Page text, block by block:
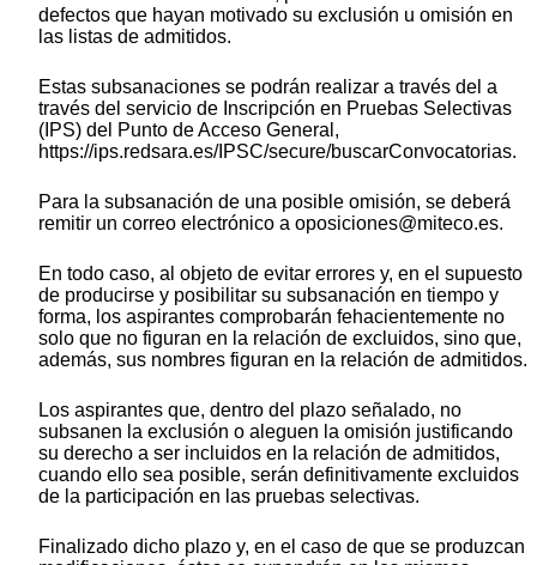
defectos que hayan motivado su exclusión u omisión en
las listas de admitidos.
Estas subsanaciones se podrán realizar a través del a
través del servicio de Inscripción en Pruebas Selectivas
(IPS) del Punto de Acceso General,
https://ips.redsara.es/IPSC/secure/buscarConvocatorias.
Para la subsanación de una posible omisión, se deberá
remitir un correo electrónico a oposiciones@miteco.es.
En todo caso, al objeto de evitar errores y, en el supuesto
de producirse y posibilitar su subsanación en tiempo y
forma, los aspirantes comprobarán fehacientemente no
solo que no figuran en la relación de excluidos, sino que,
además, sus nombres figuran en la relación de admitidos.
Los aspirantes que, dentro del plazo señalado, no
subsanen la exclusión o aleguen la omisión justificando
su derecho a ser incluidos en la relación de admitidos,
cuando ello sea posible, serán definitivamente excluidos
de la participación en las pruebas selectivas.
Finalizado dicho plazo y, en el caso de que se produzcan